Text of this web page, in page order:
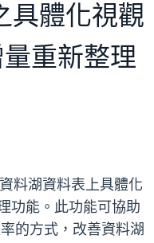
具體化視觀
重新整理
料湖資料表上具體化
功能。此功能可協助
的方式，改善資料湖